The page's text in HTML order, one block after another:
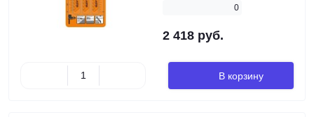
0
2 418 руб.
В корзину